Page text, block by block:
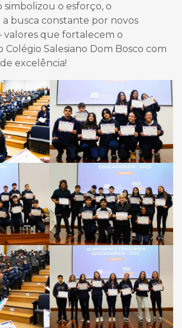
simbolizou o esforço, o
busca constante por novos
valores que fortalecem o
Colégio Salesiano Dom Bosco com
excelência!